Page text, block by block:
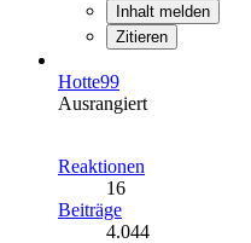
Inhalt melden
Zitieren
Hotte99
Ausrangiert
Reaktionen
16
Beiträge
4.044